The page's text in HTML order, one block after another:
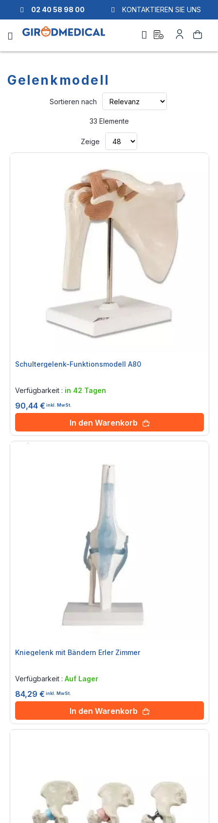
02 40 58 98 00 KONTAKTIEREN SIE UNS
Suche
quote
Konto
Gelenkmodell
Sortieren nach
33 Elemente
Zeige
Schultergelenk-Funktionsmodell A80
Verfügbarkeit : in 42 Tagen
90,44 € inkl. MwSt.
In den Warenkorb
Kniegelenk mit Bändern Erler Zimmer
Verfügbarkeit : Auf Lager
84,29 € inkl. MwSt.
In den Warenkorb